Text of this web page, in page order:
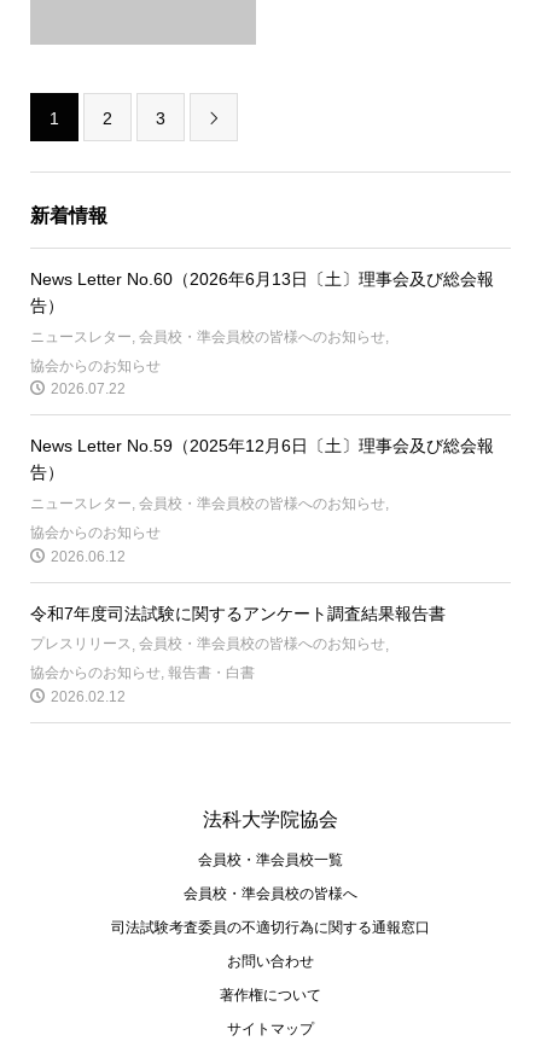
1 2 3 
新着情報
News Letter No.60（2026年6月13日〔土〕理事会及び総会報
告）
ニュースレター, 会員校・準会員校の皆様へのお知らせ,
協会からのお知らせ
2026.07.22
News Letter No.59（2025年12月6日〔土〕理事会及び総会報
告）
ニュースレター, 会員校・準会員校の皆様へのお知らせ,
協会からのお知らせ
2026.06.12
令和7年度司法試験に関するアンケート調査結果報告書
プレスリリース 会員校・準会員校の皆様へのお知らせ
協会からのお知らせ, 報告書・白書
2026.02.12
法科大学院協会
会員校・準会員校一覧
会員校・準会員校の皆様へ
司法試験考査委員の不適切⾏為に関する通報窓⼝
お問い合わせ
著作権について
サイトマップ